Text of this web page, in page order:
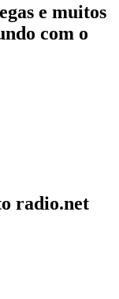
e muitos
com o
radio.net